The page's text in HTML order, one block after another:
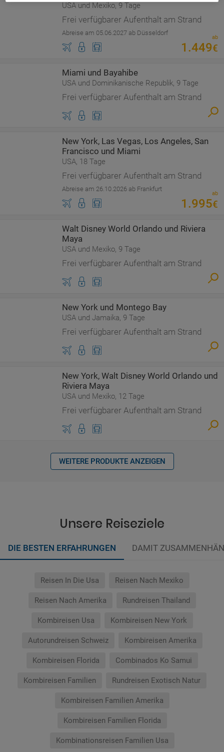
USA und Mexiko, 9 Tage
Frei verfügbarer Aufenthalt am Strand
Abreise am 05.06.2027 ab Düsseldorf
ab
1 .449€
Miami und Bayahibe
USA und Dominikanische Republik, 9 Tage
Frei verfügbarer Aufenthalt am Strand
New York, Las Vegas, Los Angeles, San
Francisco und Miami
USA, 18 Tage
Frei verfügbarer Aufenthalt am Strand
Abreise am 26.10.2026 ab Frankfurt
ab
1 .995€
Walt Disney World Orlando und Riviera
Maya
USA und Mexiko, 9 Tage
Frei verfügbarer Aufenthalt am Strand
New York und Montego Bay
USA und Jamaika, 9 Tage
Frei verfügbarer Aufenthalt am Strand
New York, Walt Disney World Orlando und
Riviera Maya
USA und Mexiko, 12 Tage
Frei verfügbarer Aufenthalt am Strand
WEITERE PRODUKTE ANZEIGEN
Unsere Reiseziele
DIE BESTEN ERFAHRUNGEN DAMIT
Reisen In Die Usa Reisen Nach Mexiko
Reisen Nach Amerika Rundreisen Thailand
Kombireisen Usa Kombireisen New York
Autorundreisen Schweiz Kombireisen Amerika
Kombireisen Florida Combinados Ko Samui
Kombireisen Familien Rundreisen Exotisch Natur
Kombireisen Familien Amerika
Kombireisen Familien Florida
Kombinationsreisen Familien Usa